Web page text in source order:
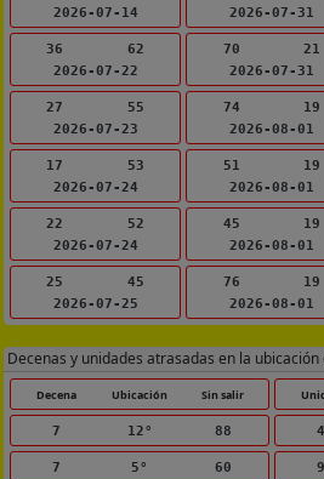
2026-07-14
36
62
2026-07-22
27
55
2026-07-23
17
53
2026-07-24
22
52
2026-07-24
25
45
2026-07-25
2026-07-31
70
21
2026-07-31
74
19
2026-08-01
51
19
2026-08-01
45
19
2026-08-01
76
19
2026-08-01
Decenas y unidades atrasadas en la ubicación
Decena Ubicación Sin salir
7 12° 88
7 5° 60
4
9